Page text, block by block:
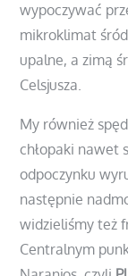
wypoczywać
mikroklimat
upalne, a zimą
Celsjusza.
My również
chłopaki nawet
odpoczynku
następnie
widzieliśmy też
Centralnym